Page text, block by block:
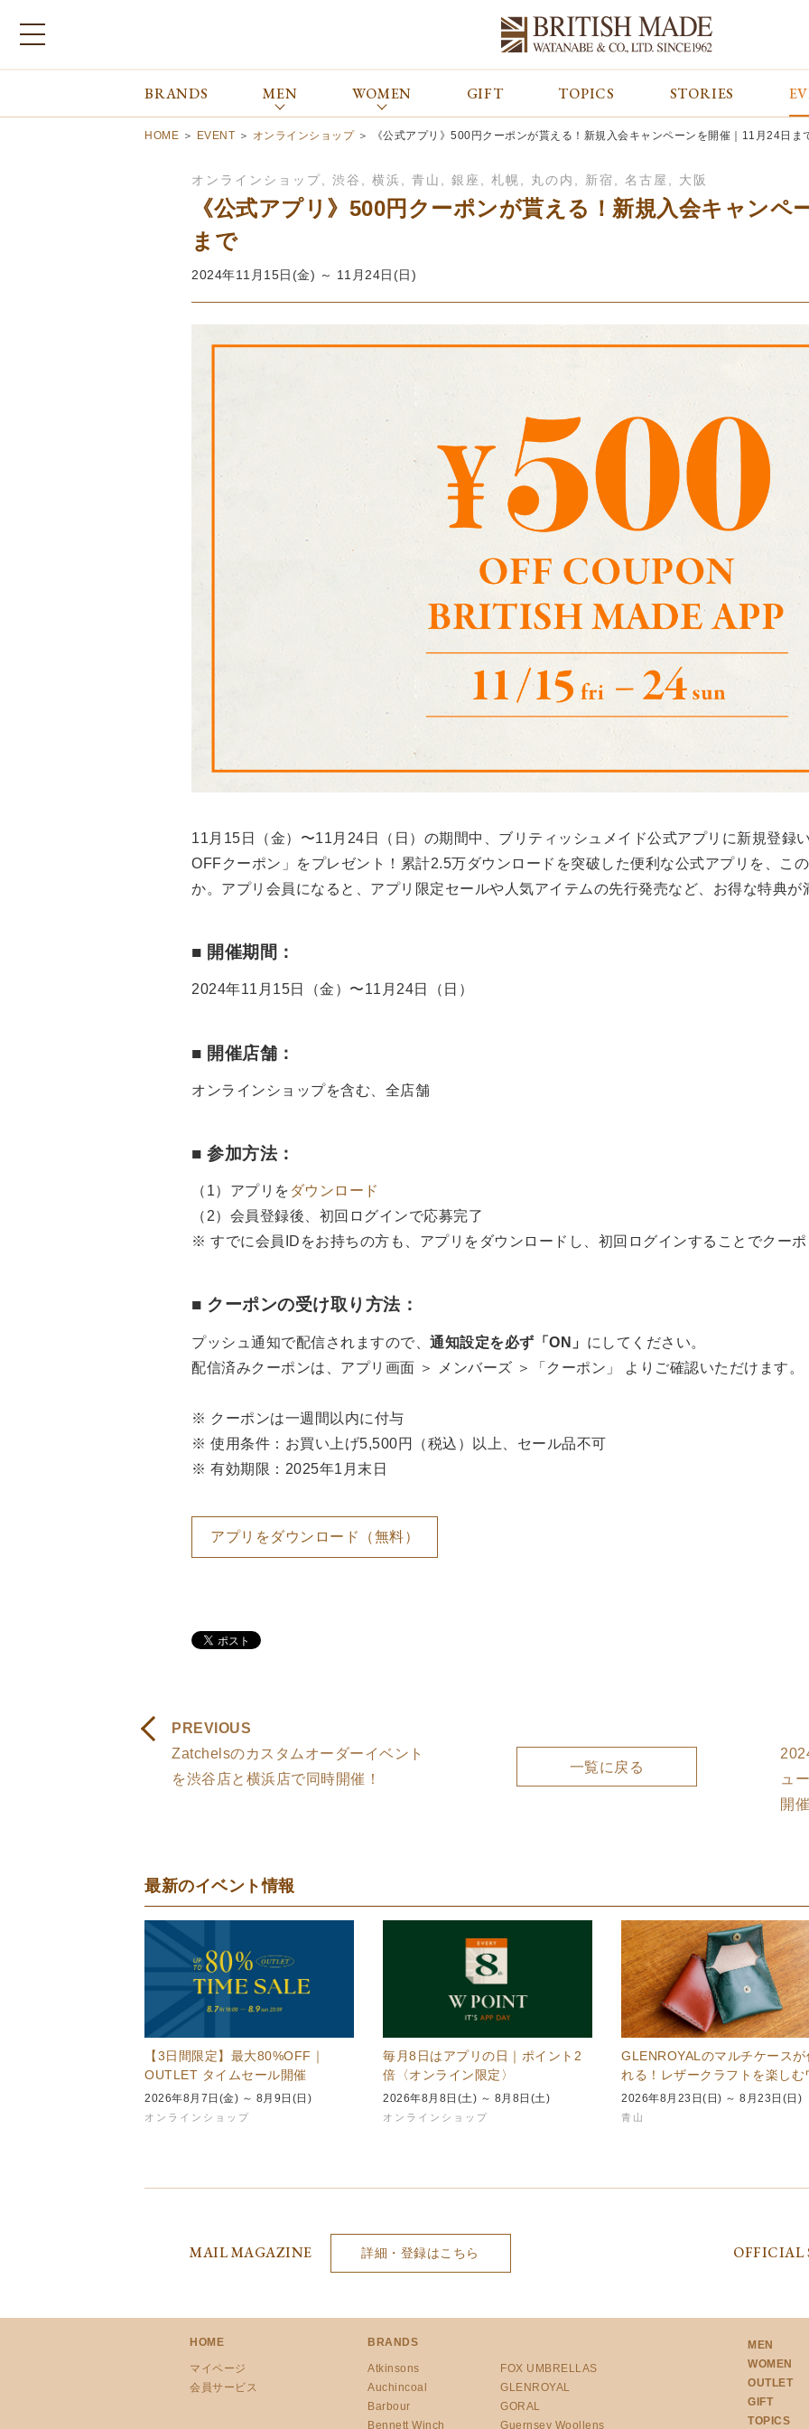
ブランドから探す
Bennett Winch
Bowhill&Elliott
BRITISH MADE
Johnstons of Elgin
JOSEPH CHEANEY
PANTHERELLA
カテゴリから探す
シューズ
財布
ボトム
帽子&グローブ
コンテンツをみる
STORIES
EVENT
ALL MEN WOMEN
BRANDS MEN WOMEN GIFT TOPICS STORIES
HOME ＞ EVENT ＞ オンラインショップ＞ 《公式アプリ》500円クーポンが貰える！新規入会キャンペーンを開催｜11月24日ま
オンラインショップ 渋谷 横浜 青山 銀座 札幌 丸の内 新宿 名古屋 大阪
《公式アプリ》500円クーポンが貰える！新規入会キャンペ
まで
2024年11月15日(金) ～ 11月24日(日)
11月15日（金）〜11月24日（日）の期間中、ブリティッシュメイド公式アプリに新規登録
OFFクーポン」をプレゼント！累計2.5万ダウンロードを突破した便利な公式アプリを、こ
か。アプリ会員になると、アプリ限定セールや人気アイテムの先行発売など、お得な特典が
■ 開催期間：
2024年11月15日（金）〜11月24日（日）
■ 開催店舗：
オンラインショップを含む、全店舗
■ 参加方法：
（1）アプリを ダウンロード
（2）会員登録後、初回ログインで応募完了
※ すでに会員IDをお持ちの方も、アプリをダウンロードし、初回ログインすることでクーポ
■ クーポンの受け取り方法：
プッシュ通知で配信されますので、 通知設定を必ず「ON」 にしてください。
配信済みクーポンは、アプリ画面 ＞ メンバーズ ＞「クーポン」 よりご確認いただけます。
※ クーポンは一週間以内に付与
※ 使用条件：お買い上げ5,500円（税込）以上、セール品不可
※ 有効期限：2025年1月末日
アプリをダウンロード（無料）
PREVIOUS
Zatchelsのカスタムオーダーイベント
を渋谷店と横浜店で同時開催！
ュ
開
一覧に戻る
最新のイベント情報
【3日間限定】最大80%OFF｜
OUTLET タイムセール開催
2026年8月7日(金) ～ 8月9日(日)
オンラインショップ
毎月8日はアプリの日｜ポイント2
倍〈オンライン限定〉
2026年8月8日(土) ～ 8月8日(土)
オンラインショップ
GLENROYALのマルチケースが
れる！レザークラフトを楽しむ
クショップを青山本店で…
2026年8月23日(日) ～ 8月23日(日)
青山
MAIL MAGAZINE 詳細・登録はこちら OFFICIAL
HOME
マイページ
会員サービス
BRANDS
Atkinsons
Auchincoal
Barbour
Bennett Winch
FOX UMBRELLAS
GLENROYAL
GORAL
Guernsey Woollens
MEN
WOMEN
OUTLET
GIFT
TOPICS